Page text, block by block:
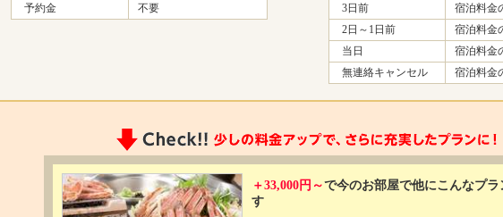
予約金 不要 3日前
宿泊料金
2日～1日前
宿泊料金
当日
宿泊料金
無連絡キャンセル
宿泊料金
＋33,000円～で今のお部屋で他にこんなプラ
す